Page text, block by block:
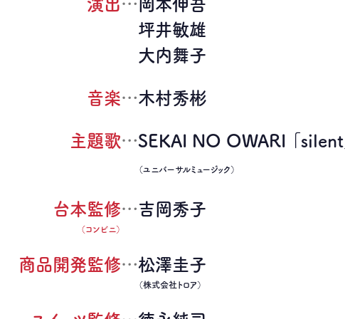
演出… 岡本伸吾
坪井敏雄
大内舞子
音楽…木村秀彬
主題歌…SEKAI NO OWARI 「silent
（ユニバーサルミュージック）
台本監修
（コンビニ）
…吉岡秀子
商品開発監修…松澤圭子
（株式会社トロア）